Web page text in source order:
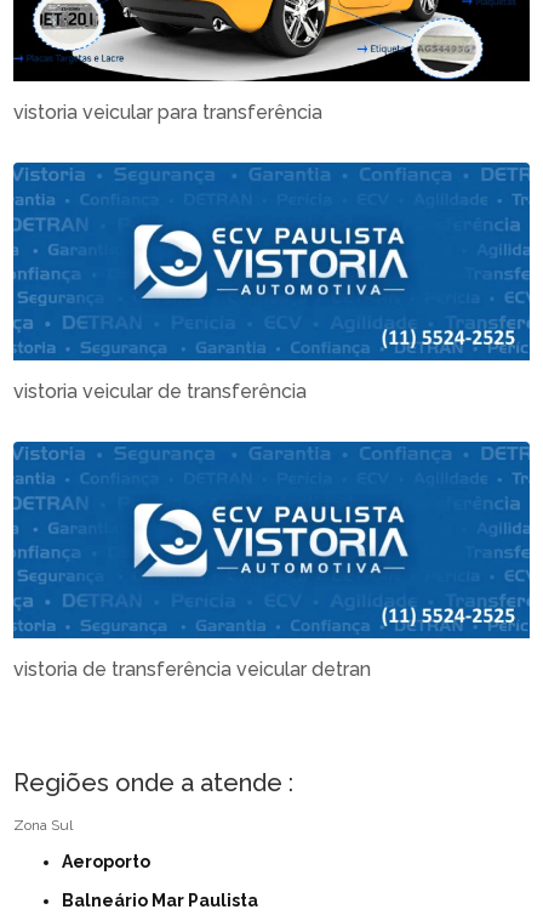
vistoria veicular para transferência
vistoria veicular de transferência
vistoria de transferência veicular detran
Regiões onde a atende :
Zona Sul
Aeroporto
Balneário Mar Paulista